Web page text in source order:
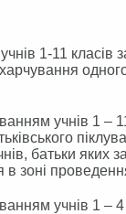
1-11 класів
учнів 1 –
батьки яких
в зоні
учнів 1 – 4